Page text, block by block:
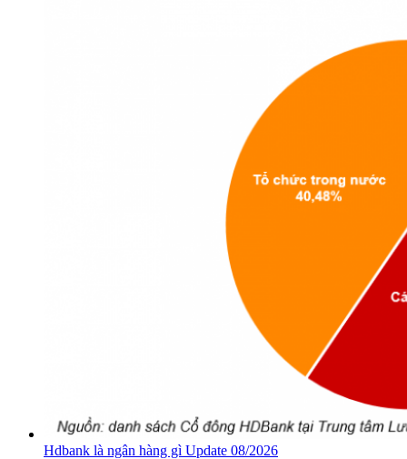
Hdbank là ngân hàng gì Update 08/2026